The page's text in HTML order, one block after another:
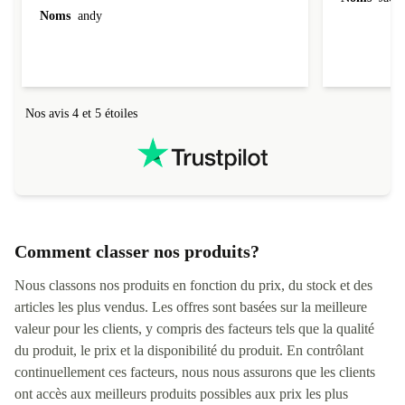
Noms andy
Nos avis 4 et 5 étoiles
Comment classer nos produits?
Nous classons nos produits en fonction du prix, du stock et des
articles les plus vendus. Les offres sont basées sur la meilleure
valeur pour les clients, y compris des facteurs tels que la qualité
du produit, le prix et la disponibilité du produit. En contrôlant
continuellement ces facteurs, nous nous assurons que les clients
ont accès aux meilleurs produits possibles aux prix les plus